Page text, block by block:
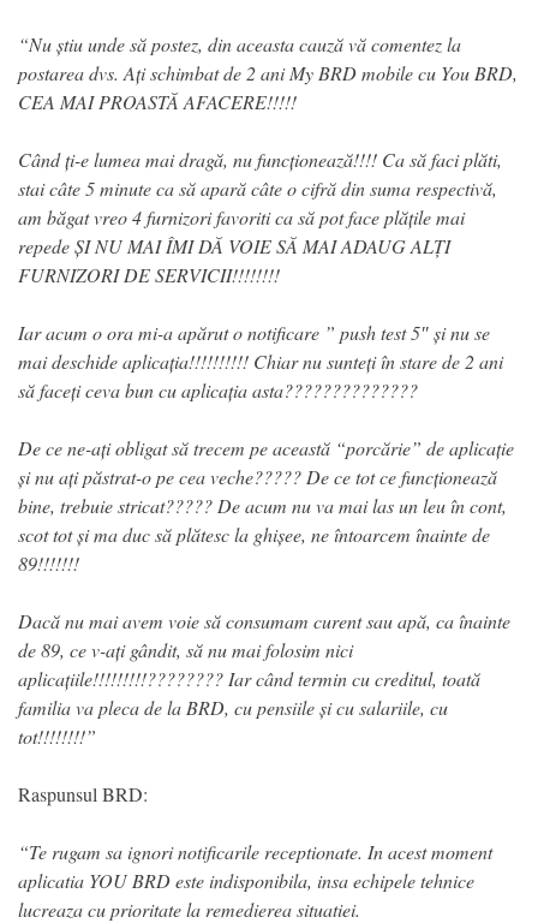
“Nu știu unde să postez, din aceasta cauză vă comentez la
postarea dvs. Ați schimbat de 2 ani My BRD mobile cu You BRD,
CEA MAI PROASTĂ AFACERE!!!!!
Când ți-e lumea mai dragă, nu funcționează!!!! Ca să faci plăti,
stai câte 5 minute ca să apară câte o cifră din suma respectivă,
am băgat vreo 4 furnizori favoriti ca să pot face plățile mai
repede ȘI NU MAI ÎMI DĂ VOIE SĂ MAI ADAUG ALȚI
FURNIZORI DE SERVICII!!!!!!!!
Iar acum o ora mi-a apărut o notificare ” push test 5″ și nu se
mai deschide aplicația!!!!!!!!!! Chiar nu sunteți în stare de 2 ani
să faceți ceva bun cu aplicația asta??????????????
De ce ne-ați obligat să trecem pe această “porcărie” de aplicație
și nu ați păstrat-o pe cea veche????? De ce tot ce funcționează
bine, trebuie stricat????? De acum nu va mai las un leu în cont,
scot tot și ma duc să plătesc la ghișee, ne întoarcem înainte de
89!!!!!!!
Dacă nu mai avem voie să consumam curent sau apă, ca înainte
de 89, ce v-ați gândit, să nu mai folosim nici
aplicațiile!!!!!!!!!???????? Iar când termin cu creditul, toată
familia va pleca de la BRD, cu pensiile și cu salariile, cu
tot!!!!!!!!”
Raspunsul BRD:
“Te rugam sa ignori notificarile receptionate. In acest moment
aplicatia YOU BRD este indisponibila, insa echipele tehnice
lucreaza cu prioritate la remedierea situatiei.